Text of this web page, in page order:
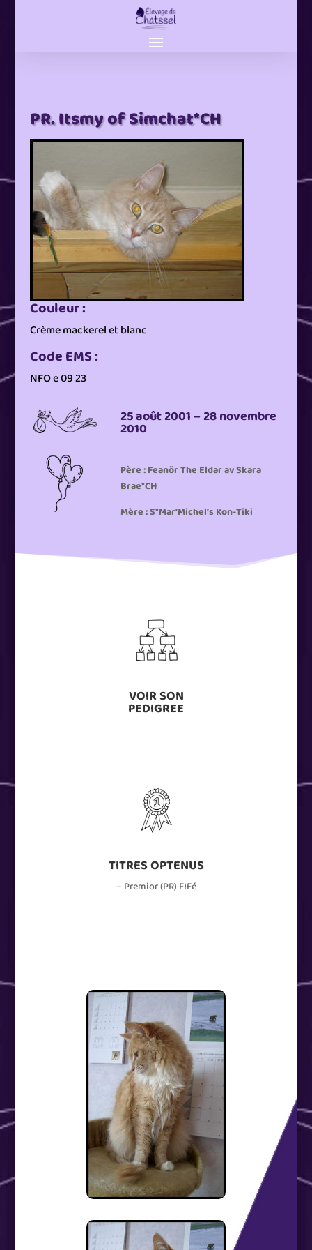
PR. Itsmy of Simchat*CH
Couleur :
Crème mackerel et blanc
Code EMS :
NFO e 09 23
25 août 2001 – 28 novembre
2010
Père : Feanör The Eldar av Skara
Brae*CH
Mère : S*Mar’Michel’s Kon-Tiki
VOIR SON
PEDIGREE
TITRES OPTENUS
– Premior (PR) FIFé